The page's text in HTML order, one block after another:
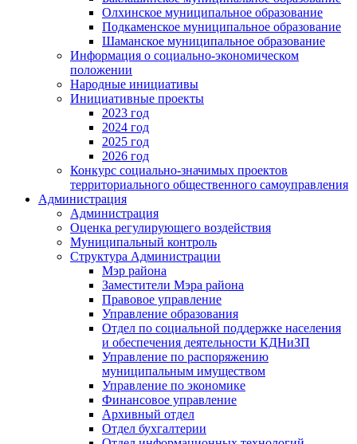
Олхинское муниципальное образование
Подкаменское муниципальное образование
Шаманское муниципальное образование
Информация о социально-экономическом
положении
Народные инициативы
Инициативные проекты
2023 год
2024 год
2025 год
2026 год
Конкурс социально-значимых проектов
территориального общественного самоуправления
Администрация
Администрация
Оценка регулирующего воздействия
Муниципальный контроль
Структура Администрации
Мэр района
Заместители Мэра района
Правовое управление
Управление образования
Отдел по социальной поддержке населения
и обеспечения деятельности КДНиЗП
Управление по распоряжению
муниципальным имуществом
Управление по экономике
Финансовое управление
Архивный отдел
Отдел бухгалтерии